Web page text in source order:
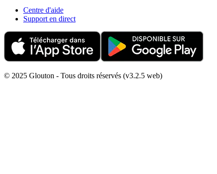
Centre d'aide
Support en direct
© 2025 Glouton - Tous droits réservés (v3.2.5 web)